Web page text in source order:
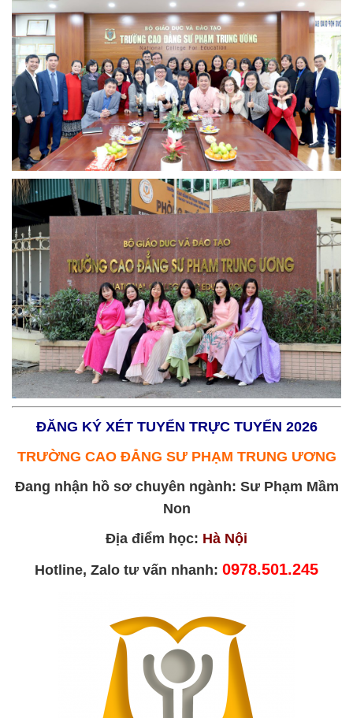
ĐĂNG KÝ XÉT TUYỂN TRỰC TUYẾN 2026
TRƯỜNG CAO ĐẲNG SƯ PHẠM TRUNG ƯƠNG
Đang nhận hồ sơ chuyên ngành: Sư Phạm Mầm
Non
Địa điểm học: Hà Nội
Hotline, Zalo tư vấn nhanh: 0978.501.245